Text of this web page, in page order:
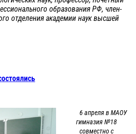
образования РФ, член-
отделения академии наук высшей
6 апреля в МАОУ
гимназия №18
совместно с